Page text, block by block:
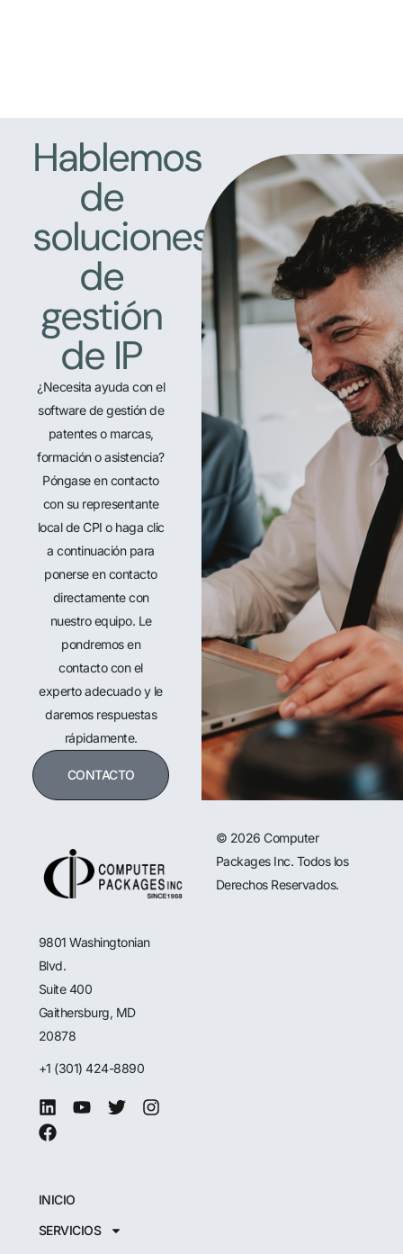
Hablemos
de
soluciones
de
gestión
de IP
¿Necesita ayuda con el
software de gestión de
patentes o marcas,
formación o asistencia?
Póngase en contacto
con su representante
local de CPI o haga clic
a continuación para
ponerse en contacto
directamente con
nuestro equipo. Le
pondremos en
contacto con el
experto adecuado y le
daremos respuestas
rápidamente.
CONTACTO
9801 Washingtonian
Blvd.
Suite 400
Gaithersburg, MD
20878
+1 (301) 424-8890
INICIO
SERVICIOS
© 2026 Computer
Packages Inc. Todos los
Derechos Reservados.